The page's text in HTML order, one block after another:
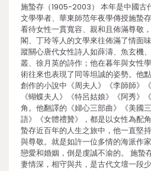
施蟄存（1905-2003） 本年是中國古
文學學者、華東師范年夜學傳授施蟄
看待女性一貫寬容、親和且佈滿尊敬
閣、丁玲等人的文學來往佈滿了情面
蹤關心唐代女性詩人如薛濤、魚玄機
叢、徐月英的詩作；他在暮年與女性
術往來也表現了同等坦誠的姿勢。他
創作的小說中《周夫人》《李師師》
《蝴蝶夫人》《特呂姑娘》《阿秀》
角。他翻譯的《婦心三部曲》《美國
語》《女體禮贊》，都是以女性為配
蟄存近百年的人生之旅中，他一直堅
與尊敬。就是如許一位多情的海派作
戀愛和婚姻，倒是虔誠不渝的。 施蟄
妻情深，相守與共，是古代文壇一段